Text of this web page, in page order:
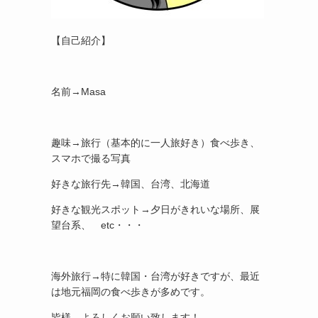
【自己紹介】
名前→Masa
趣味→旅行（基本的に一人旅好き）食べ歩き、
スマホで撮る写真
好きな旅行先→韓国、台湾、北海道
好きな観光スポット→夕日がきれいな場所、展
望台系、 etc・・・
海外旅行→特に韓国・台湾が好きですが、最近
は地元福岡の食べ歩きが多めです。